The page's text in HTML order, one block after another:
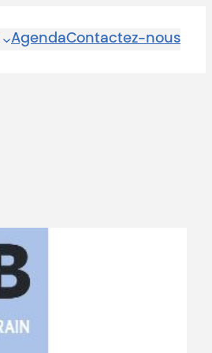
AgendaContactez-nous